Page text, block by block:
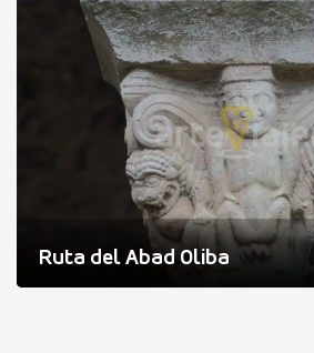
Ruta del Abad Oliba